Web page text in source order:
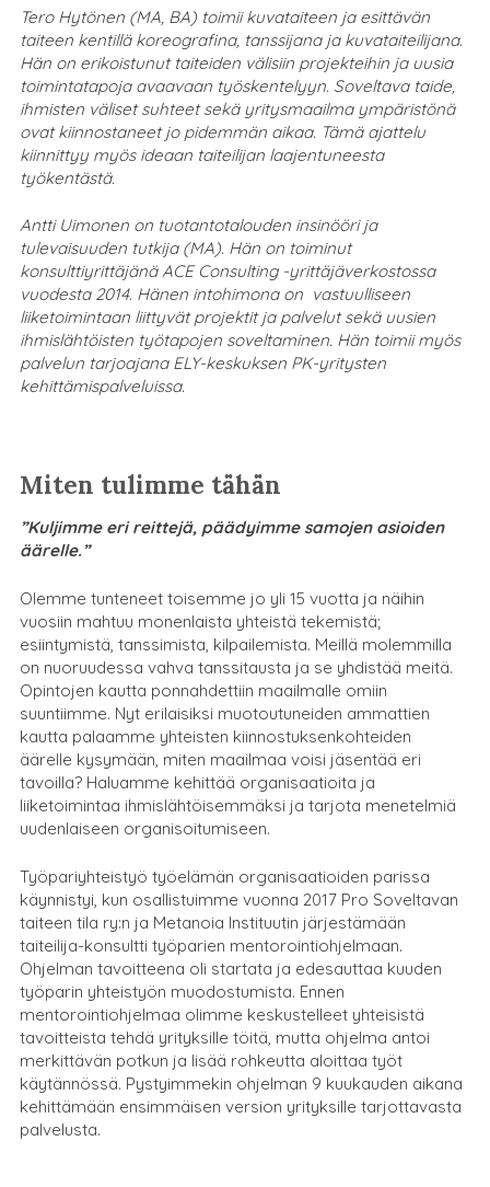
Tero Hytönen (MA, BA) toimii kuvataiteen ja esittävän
taiteen kentillä koreografina, tanssijana ja kuvataiteilijana.
Hän on erikoistunut taiteiden välisiin projekteihin ja uusia
toimintatapoja avaavaan työskentelyyn. Soveltava taide,
ihmisten väliset suhteet sekä yritysmaailma ympäristönä
ovat kiinnostaneet jo pidemmän aikaa. Tämä ajattelu
kiinnittyy myös ideaan taiteilijan laajentuneesta
työkentästä.
Antti Uimonen on tuotantotalouden insinööri ja
tulevaisuuden tutkija (MA). Hän on toiminut
konsulttiyrittäjänä ACE Consulting -yrittäjäverkostossa
vuodesta 2014. Hänen intohimona on vastuulliseen
liiketoimintaan liittyvät projektit ja palvelut sekä uusien
ihmislähtöisten työtapojen soveltaminen. Hän toimii myös
palvelun tarjoajana ELY-keskuksen PK-yritysten
kehittämispalveluissa.
Miten tulimme tähän
”Kuljimme eri reittejä, päädyimme samojen asioiden
äärelle.”
Olemme tunteneet toisemme jo yli 15 vuotta ja näihin
vuosiin mahtuu monenlaista yhteistä tekemistä;
esiintymistä, tanssimista, kilpailemista. Meillä molemmilla
on nuoruudessa vahva tanssitausta ja se yhdistää meitä.
Opintojen kautta ponnahdettiin maailmalle omiin
suuntiimme. Nyt erilaisiksi muotoutuneiden ammattien
kautta palaamme yhteisten kiinnostuksenkohteiden
äärelle kysymään, miten maailmaa voisi jäsentää eri
tavoilla? Haluamme kehittää organisaatioita ja
liiketoimintaa ihmislähtöisemmäksi ja tarjota menetelmiä
uudenlaiseen organisoitumiseen.
Työpariyhteistyö työelämän organisaatioiden parissa
käynnistyi, kun osallistuimme vuonna 2017 Pro Soveltavan
taiteen tila ry:n ja Metanoia Instituutin järjestämään
taiteilija-konsultti työparien mentorointiohjelmaan.
Ohjelman tavoitteena oli startata ja edesauttaa kuuden
työparin yhteistyön muodostumista. Ennen
mentorointiohjelmaa olimme keskustelleet yhteisistä
tavoitteista tehdä yrityksille töitä, mutta ohjelma antoi
merkittävän potkun ja lisää rohkeutta aloittaa työt
käytännössä. Pystyimmekin ohjelman 9 kuukauden aikana
kehittämään ensimmäisen version yrityksille tarjottavasta
palvelusta.